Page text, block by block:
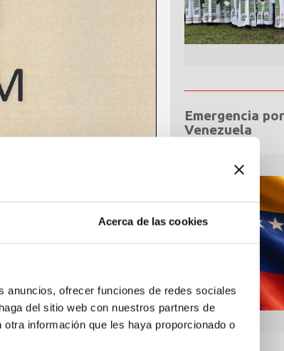
Acerca de las cookies
anuncios, ofrecer funciones de redes sociales
del sitio web con nuestros partners de
información que les haya proporcionado o
Emergencia
Venezuela